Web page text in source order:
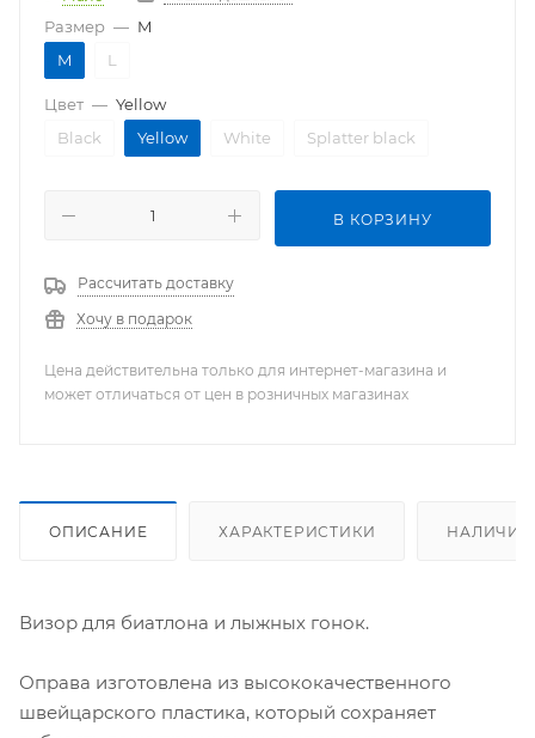
Размер — M
M
L
Цвет — Yellow
Black
Yellow White Splatter black
В КОРЗИНУ
Рассчитать доставку
Хочу в подарок
Цена действительна только для интернет-магазина и
может отличаться от цен в розничных магазинах
ОПИСАНИЕ ХАРАКТЕРИСТИКИ НАЛИЧИЕ
Визор для биатлона и лыжных гонок.
Оправа изготовлена из высококачественного
швейцарского пластика, который сохраняет